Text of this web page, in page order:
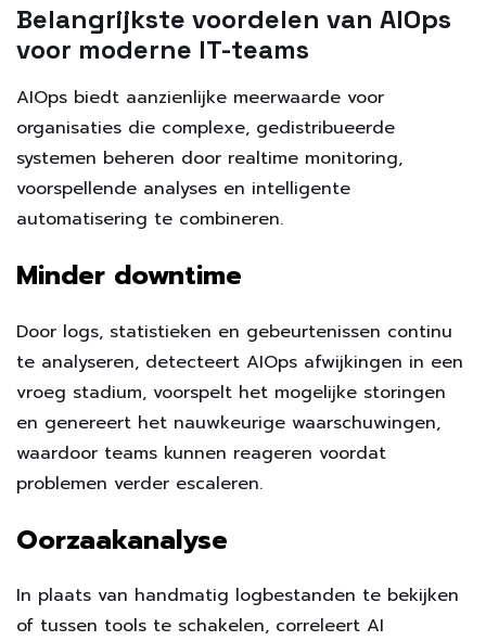
Belangrijkste voordelen van AIOps
voor moderne IT-teams
AIOps biedt aanzienlijke meerwaarde voor
organisaties die complexe, gedistribueerde
systemen beheren door realtime monitoring,
voorspellende analyses en intelligente
automatisering te combineren.
Minder downtime
Door logs, statistieken en gebeurtenissen continu
te analyseren, detecteert AIOps afwijkingen in een
vroeg stadium, voorspelt het mogelijke storingen
en genereert het nauwkeurige waarschuwingen,
waardoor teams kunnen reageren voordat
problemen verder escaleren.
Oorzaakanalyse
In plaats van handmatig logbestanden te bekijken
of tussen tools te schakelen, correleert AI